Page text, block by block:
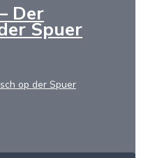
Der
Spuer
op der Spuer